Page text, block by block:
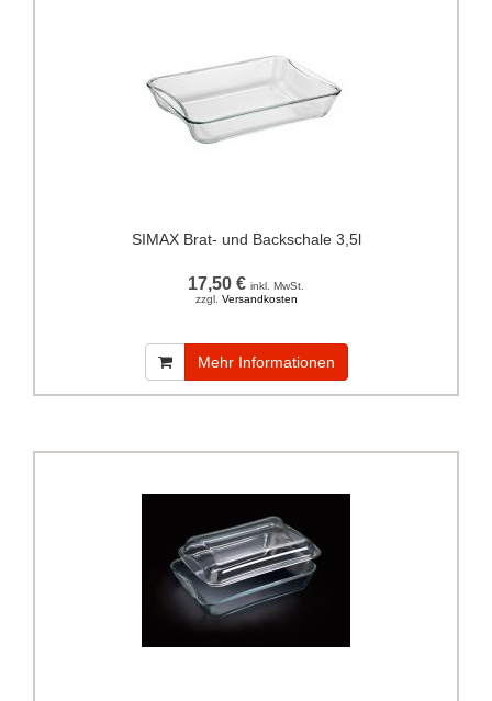
SIMAX Brat- und Backschale 3,5l
17,50 € inkl. MwSt.
zzgl. Versandkosten
Mehr Informationen